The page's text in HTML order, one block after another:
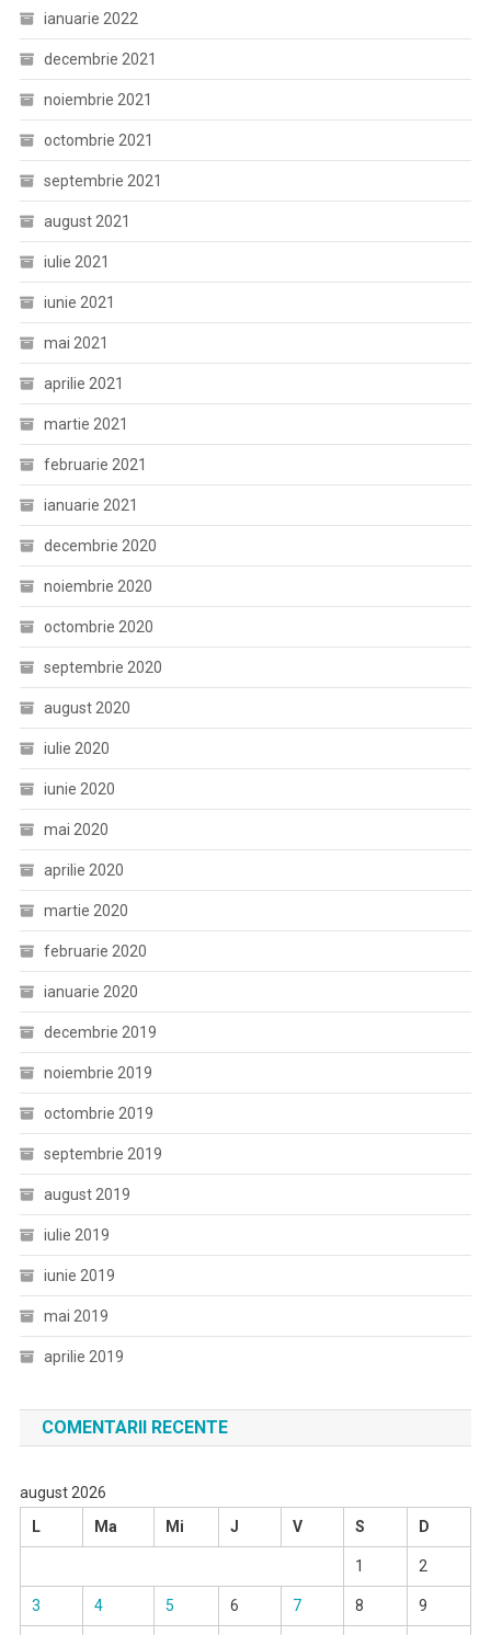
ianuarie 2022
decembrie 2021
noiembrie 2021
octombrie 2021
septembrie 2021
august 2021
iulie 2021
iunie 2021
mai 2021
aprilie 2021
martie 2021
februarie 2021
ianuarie 2021
decembrie 2020
noiembrie 2020
octombrie 2020
septembrie 2020
august 2020
iulie 2020
iunie 2020
mai 2020
aprilie 2020
martie 2020
februarie 2020
ianuarie 2020
decembrie 2019
noiembrie 2019
octombrie 2019
septembrie 2019
august 2019
iulie 2019
iunie 2019
mai 2019
aprilie 2019
COMENTARII RECENTE
august 2026
L
Ma Mi J V S D
1 2
3 4 5 6 7 8 9